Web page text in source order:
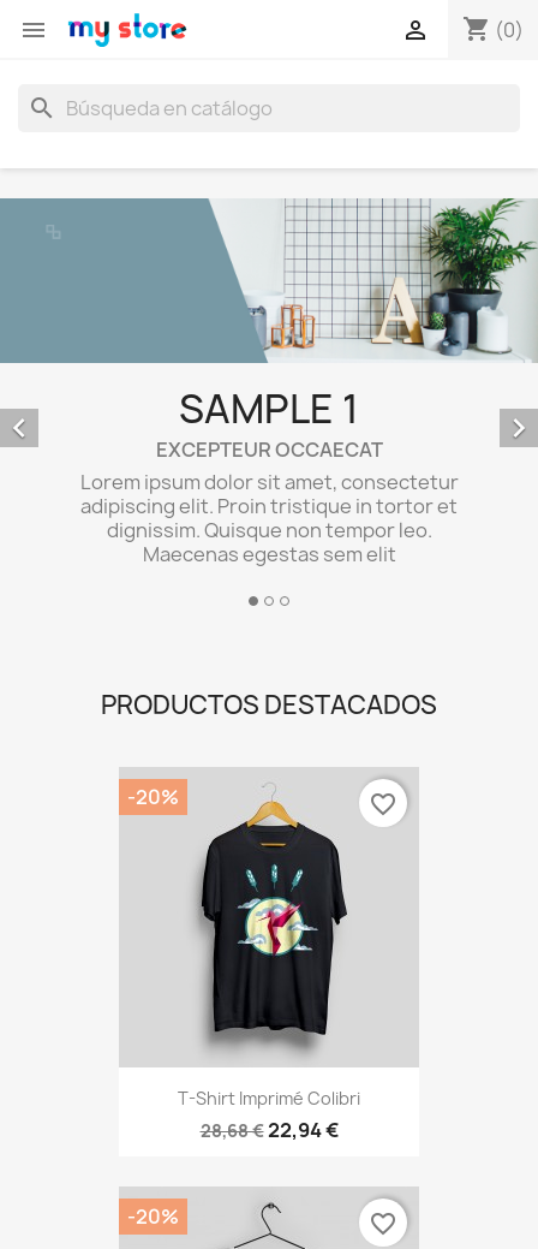
 shopping_cart (0)

search
SAMPLE 2
EXCEPTEUR OCCAECAT
Lorem ipsum dolor sit amet, consectetur
adipiscing elit. Proin tristique in tortor et
dignissim. Quisque non tempor leo.
Maecenas egestas sem elit
 
PRODUCTOS DESTACADOS
T-Shirt Imprimé Colibri
28,68 €22,94 €
-20% favorite_border
-20% favorite_border